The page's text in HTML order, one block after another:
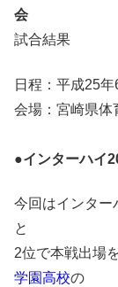
会
試合結果
日程：平成25年
会場：宮崎県
●インターハ
今回はインター
と
2位で本戦出場
学園高校の